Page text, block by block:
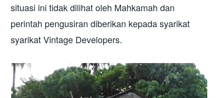
situasi ini tidak dilihat oleh Mahkamah dan
perintah pengusiran diberikan kepada syarikat
syarikat Vintage Developers.